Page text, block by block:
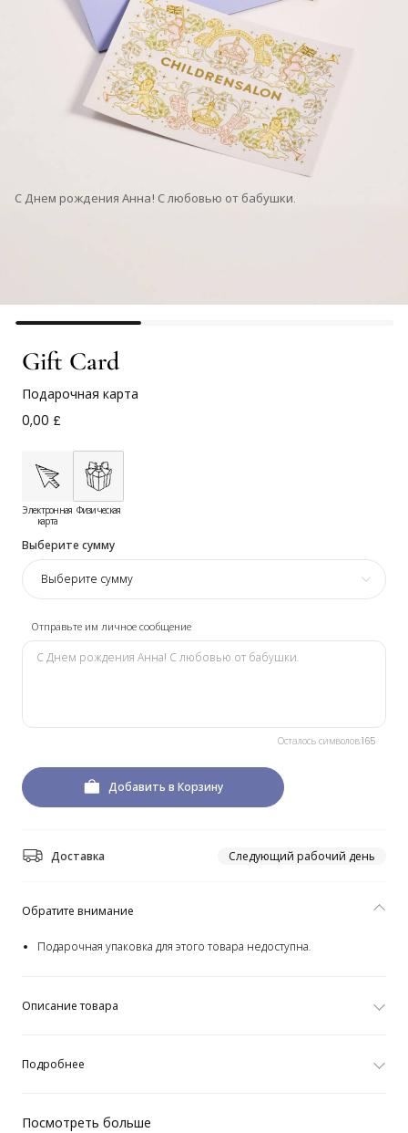
С Днем рождения Анна! С любовью от бабушки.
Gift Card
Подарочная карта
0,00 £
Электронная
карта
Физическая
Выберите сумму
Выберите сумму
Отправьте им личное сообщение
Осталось символов:165
Добавить в Корзину
Доставка Следующий рабочий день
Посмотреть больше
Обратите внимание
Подарочная упаковка для этого товара недоступна.
Описание товара
Подробнее